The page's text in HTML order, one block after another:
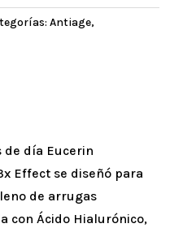
Antiage,
de día Eucerin
Effect se diseñó para
de arrugas
con Ácido Hialurónico,